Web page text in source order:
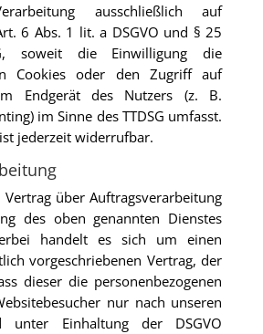
ausschließlich auf
6 Abs. 1 lit. a DSGVO und § 25
soweit die Einwilligung die
Cookies oder den Zugriff auf
Endgerät des Nutzers (z. B.
im Sinne des TTDSG umfasst.
jederzeit widerrufbar.
über Auftragsverarbeitung
des oben genannten Dienstes
handelt es sich um einen
vorgeschriebenen Vertrag, der
dieser die personenbezogenen
nur nach unseren
unter Einhaltung der DSGVO